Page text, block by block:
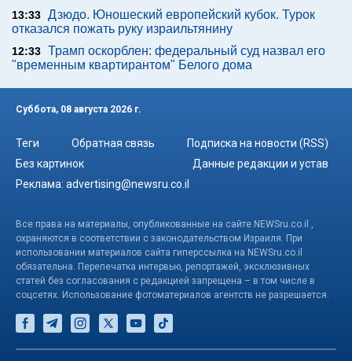
13:33 Дзюдо. Юношеский европейский кубок. Турок
отказался пожать руку израильтянину
12:33 Трамп оскорблен: федеральный суд назвал его
"временным квартирантом" Белого дома
Суббота, 08 августа 2026 г.
Теги Обратная связь
Подписка на новости (RSS)
Без картинок
Данные редакции и устав
Реклама: advertising@newsru.co.il
Все права на материалы, опубликованные на сайте NEWSru.co.il ,
охраняются в соответствии с законодательством Израиля. При
использовании материалов сайта гиперссылка на NEWSru.co.il
обязательна. Перепечатка интервью, репортажей, эксклюзивных
статей без согласования с редакцией запрещена – в том числе в
соцсетях. Использование фотоматериалов агентств не разрешается.